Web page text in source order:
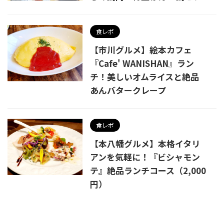
食レポ
【市川グルメ】絵本カフェ
『Cafe' WANISHAN』ラン
チ！美しいオムライスと絶品
あんバタークレープ
食レポ
【本八幡グルメ】本格イタリ
アンを気軽に！『ビシャモン
テ』絶品ランチコース（2,000
円）